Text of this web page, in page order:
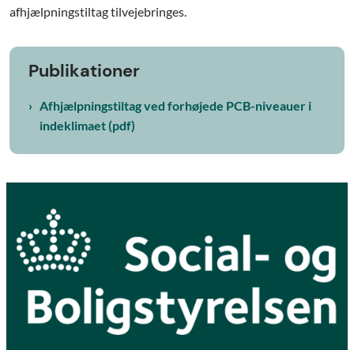
afhjælpningstiltag tilvejebringes.
Publikationer
Afhjælpningstiltag ved forhøjede PCB-niveauer i
indeklimaet (pdf)